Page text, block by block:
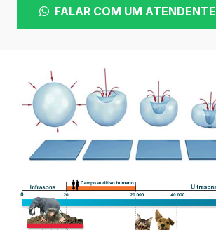
FALAR COM UM ATENDENTE